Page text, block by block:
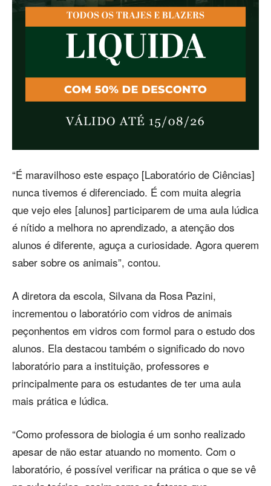
“É maravilhoso este espaço [Laboratório de Ciências]
nunca tivemos é diferenciado. É com muita alegria
que vejo eles [alunos] participarem de uma aula lúdica
é nítido a melhora no aprendizado, a atenção dos
alunos é diferente, aguça a curiosidade. Agora querem
saber sobre os animais”, contou.
A diretora da escola, Silvana da Rosa Pazini,
incrementou o laboratório com vidros de animais
peçonhentos em vidros com formol para o estudo dos
alunos. Ela destacou também o significado do novo
laboratório para a instituição, professores e
principalmente para os estudantes de ter uma aula
mais prática e lúdica.
“Como professora de biologia é um sonho realizado
apesar de não estar atuando no momento. Com o
laboratório, é possível verificar na prática o que se vê